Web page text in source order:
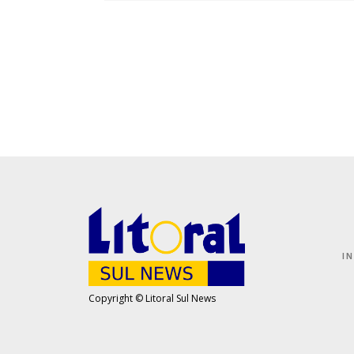
Copyright © Litoral Sul News